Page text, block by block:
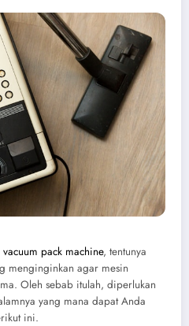
vacuum pack machine, tentunya
menginginkan agar mesin
Oleh sebab itulah, diperlukan
yang mana dapat Anda
ini.